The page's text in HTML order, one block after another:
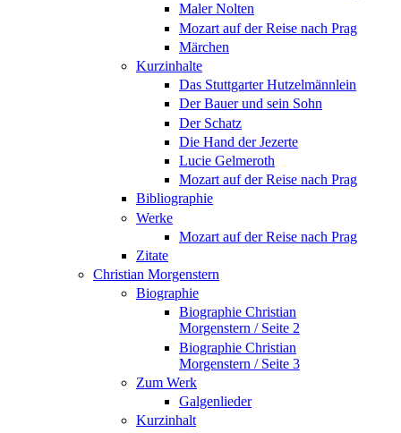
Maler Nolten
Mozart auf der Reise nach Prag
Märchen
Kurzinhalte
Das Stuttgarter Hutzelmännlein
Der Bauer und sein Sohn
Der Schatz
Die Hand der Jezerte
Lucie Gelmeroth
Mozart auf der Reise nach Prag
Bibliographie
Werke
Mozart auf der Reise nach Prag
Zitate
Christian Morgenstern
Biographie
Biographie Christian
Morgenstern / Seite 2
Biographie Christian
Morgenstern / Seite 3
Zum Werk
Galgenlieder
Kurzinhalt